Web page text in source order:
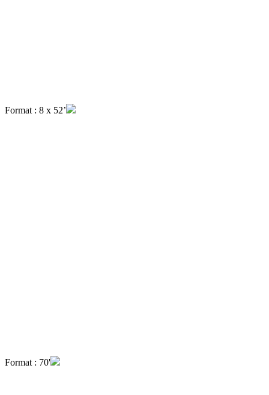
Format : 8 x 52’
Format : 70'